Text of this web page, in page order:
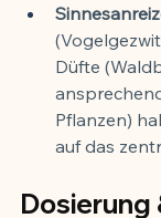
Düfte
Pflanzen)
auf das
Dosierung